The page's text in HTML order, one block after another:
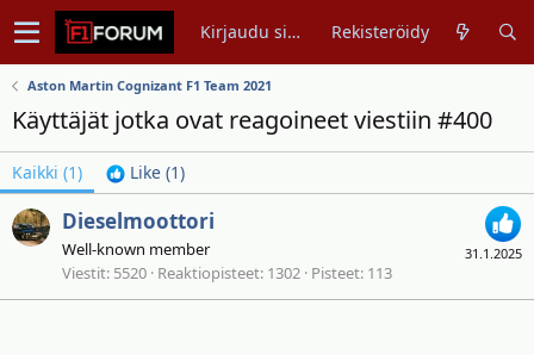
Kirjaudu sisään Rekisteröidy
Aston Martin Cognizant F1 Team 2021
Käyttäjät jotka ovat reagoineet viestiin #400
Kaikki (1) Like (1)
31.1.2025
Dieselmoottori
Well-known member
Viestit 5520 Reaktiopisteet 1302 Pisteet 113